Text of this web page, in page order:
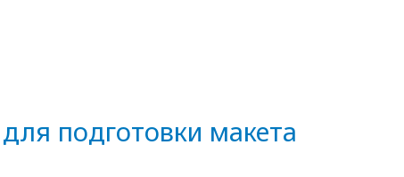
подготовки макета